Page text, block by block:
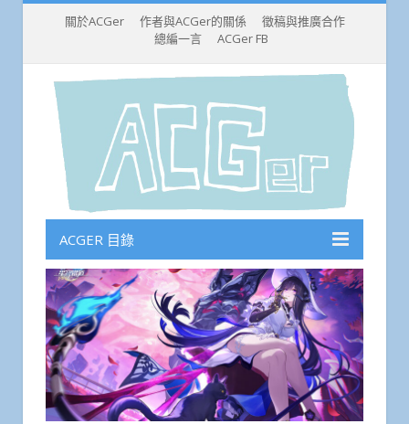
關於ACGer 作者與ACGer的關係
徵稿與推廣合作
總編一言
ACGer FB
ACGER 目錄